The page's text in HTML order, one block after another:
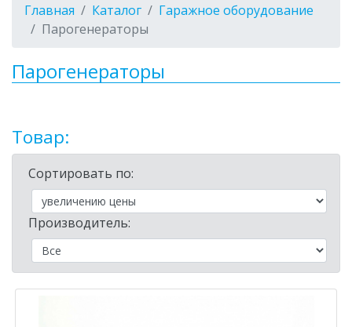
Главная Каталог
Гаражное оборудование
Парогенераторы
Парогенераторы
Товар:
Сортировать по:
Производитель: